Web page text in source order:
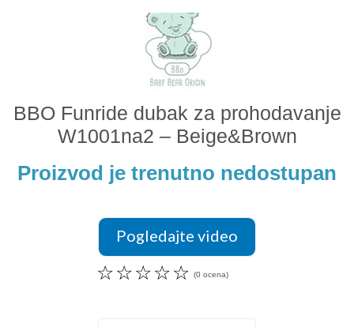
BBO Funride dubak za prohodavanje
W1001na2 – Beige&Brown
Proizvod je trenutno nedostupan
Pogledajte video
☆
☆
☆
☆
☆ (0 ocena)